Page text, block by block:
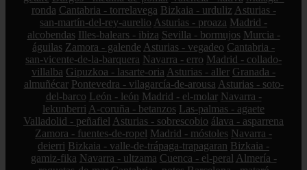
ronda Cantabria - torrelavega Bizkaia - urduliz Asturias -
san-martín-del-rey-aurelio Asturias - proaza Madrid -
alcobendas Illes-balears - ibiza Sevilla - bormujos Murcia -
águilas Zamora - galende Asturias - vegadeo Cantabria -
san-vicente-de-la-barquera Navarra - erro Madrid - collado-
villalba Gipuzkoa - lasarte-oria Asturias - aller Granada -
almuñécar Pontevedra - vilagarcía-de-arousa Asturias - soto-
del-barco León - león Madrid - el-molar Navarra -
lekunberri A-coruña - betanzos Las-palmas - agaete
Valladolid - peñafiel Asturias - sobrescobio álava - asparrena
Zamora - fuentes-de-ropel Madrid - móstoles Navarra -
deierri Bizkaia - valle-de-trápaga-trapagaran Bizkaia -
gamiz-fika Navarra - ultzama Cuenca - el-peral Almería -